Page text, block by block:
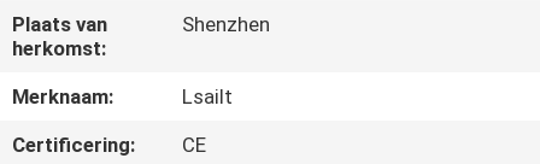
VIDEOS
ONGEVEER
ONS
Plaats van
herkomst:
Shenzhen
Merknaam:
Lsailt
Certificering:
CE